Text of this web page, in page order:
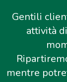
Gentili
attività
mentre